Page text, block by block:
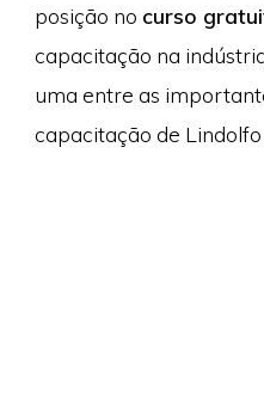
posição no curso
capacitação na
uma entre as
capacitação de Lindolfo